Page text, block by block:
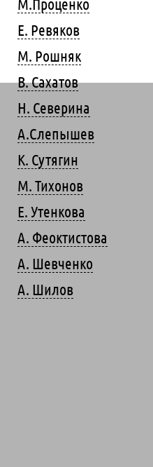
Е. Ревяков
М. Рошняк
В. Сахатов
Н. Северина
А.Слепышев
К. Сутягин
М. Тихонов
Е. Утенкова
А. Феоктистова
А. Шевченко
А. Шилов